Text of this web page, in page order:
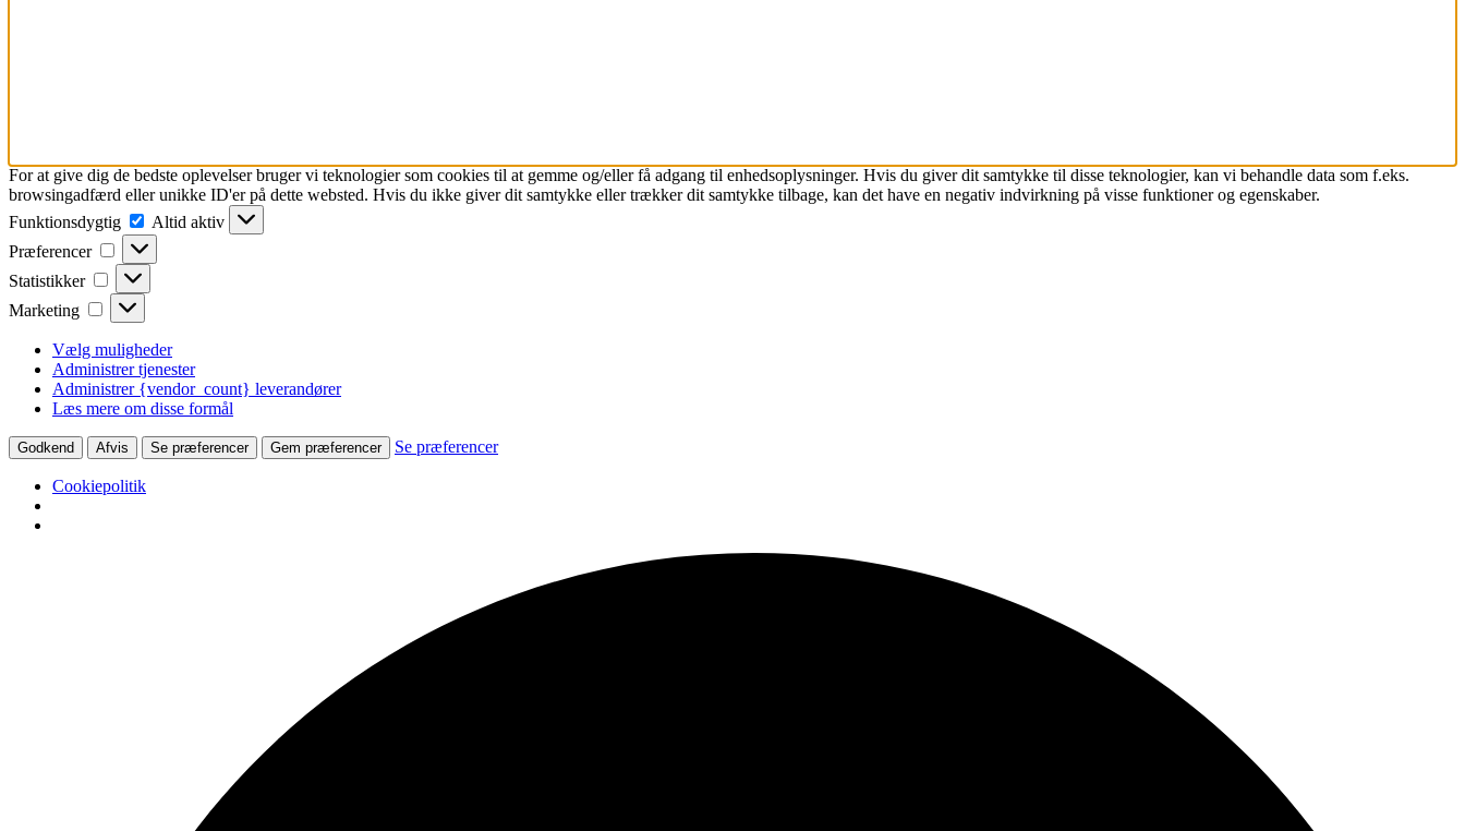
For at give dig de bedste oplevelser bruger vi teknologier som cookies til at gemme og/eller få adgang til enhedsoplysninger. Hvis du giver dit samtykke til disse teknologier, kan vi behandle data som f.eks.
browsingadfærd eller unikke ID'er på dette websted. Hvis du ikke giver dit samtykke eller trækker dit samtykke tilbage, kan det have en negativ indvirkning på visse funktioner og egenskaber.
Funktionsdygtig
Funktionsdygtig
Altid aktiv
Præferencer
Præferencer
Statistikker Statistikker
Marketing Marketing
Vælg muligheder
Administrer tjenester
Administrer {vendor_count} leverandører
Læs mere om disse formål
Godkend Afvis Se præferencer Gem præferencer Se præferencer
Cookiepolitik